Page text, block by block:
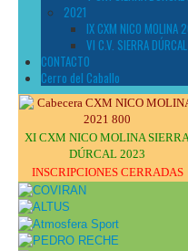
2021
IX CXM NICO MOLINA
VI C.V. SIERRA
CONTACTO
Cerro del Caballo
XI CXM NICO MOLINA
DÚRCAL 2023
INSCRIPCIONES CERRADAS